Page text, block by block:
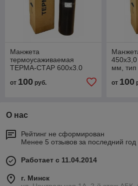
Манжета
термоусаживаемая
ТЕРМА-СТАР 600x3.0
для труб Д=255 мм, тип 4
от 100 руб.
мм, тип
от 100
О нас
Рейтинг не сформирован
Менее 5 отзывов за последний год
Работает с 11.04.2014
г. Минск